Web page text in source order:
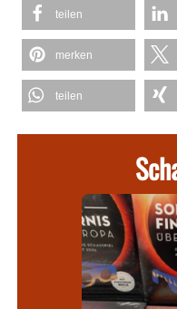
teilen
merken
teilen